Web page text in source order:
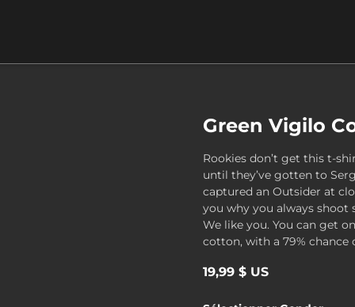
Green Vigilo
Rookies don’t get this t-
until they’ve gotten to
captured an Outsider at
you why you always shoot
We like you. You can get
cotton, with a 79%
19,99 $ US